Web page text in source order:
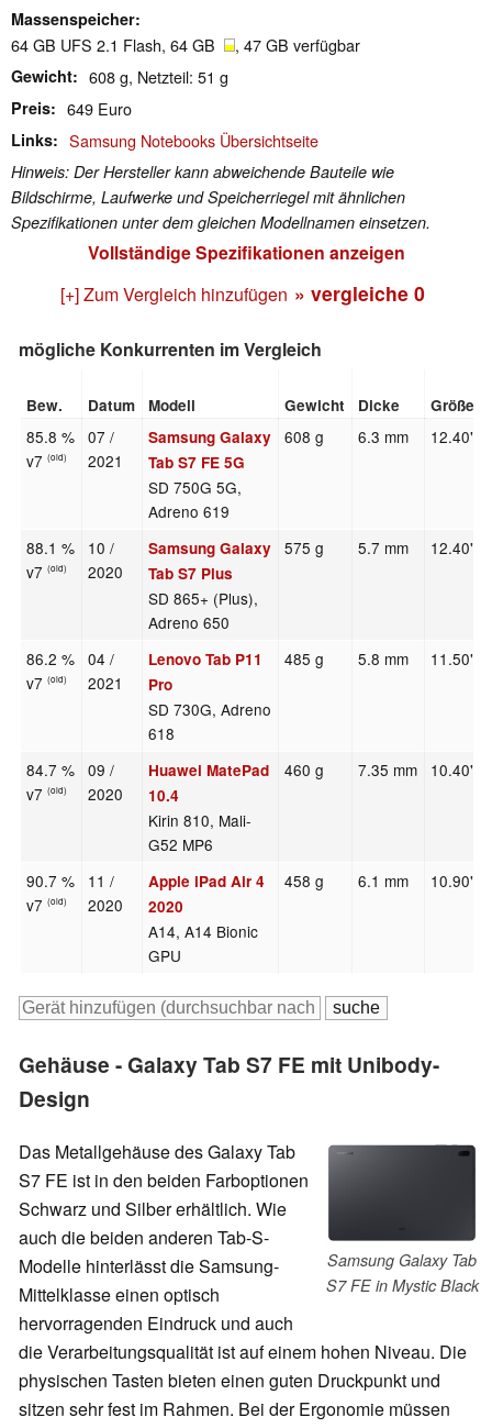
Massenspeicher
64 GB UFS 2.1 Flash, 64 GB , 47 GB verfügbar
Gewicht 608 g, Netzteil: 51 g
Preis 649 Euro
Links Samsung Notebooks Übersichtseite
Hinweis: Der Hersteller kann abweichende Bauteile wie
Bildschirme, Laufwerke und Speicherriegel mit ähnlichen
Spezifikationen unter dem gleichen Modellnamen einsetzen.
Vollständige Spezifikationen anzeigen
[+] Zum Vergleich hinzufügen » vergleiche 0
mögliche Konkurrenten im Vergleich
Bew. Datum Modell Gewicht Dicke Größe
85.8 %
v7(old)
07 /
2021
Samsung Galaxy
Tab S7 FE 5G
SD 750G 5G,
Adreno 619
608 g 6.3 mm 12.40"
88.1 %
v7(old)
10 /
2020
Samsung Galaxy
Tab S7 Plus
SD 865+ (Plus),
Adreno 650
575 g 5.7 mm 12.40"
86.2 %
v7(old)
04 /
2021
Lenovo Tab P11
Pro
SD 730G, Adreno
618
485 g 5.8 mm 11.50"
84.7 %
v7(old)
09 /
2020
Huawei MatePad
10.4
Kirin 810, Mali-
G52 MP6
460 g 7.35 mm 10.40"
90.7 %
v7(old)
11 /
2020
Apple iPad Air 4
2020
A14, A14 Bionic
GPU
458 g 6.1 mm 10.90"
Gehäuse - Galaxy Tab S7 FE mit Unibody-
Design
Samsung Galaxy Tab
S7 FE in Mystic Black
Das Metallgehäuse des Galaxy Tab
S7 FE ist in den beiden Farboptionen
Schwarz und Silber erhältlich. Wie
auch die beiden anderen Tab-S-
Modelle hinterlässt die Samsung-
Mittelklasse einen optisch
hervorragenden Eindruck und auch
die Verarbeitungsqualität ist auf einem hohen Niveau. Die
physischen Tasten bieten einen guten Druckpunkt und
sitzen sehr fest im Rahmen. Bei der Ergonomie müssen